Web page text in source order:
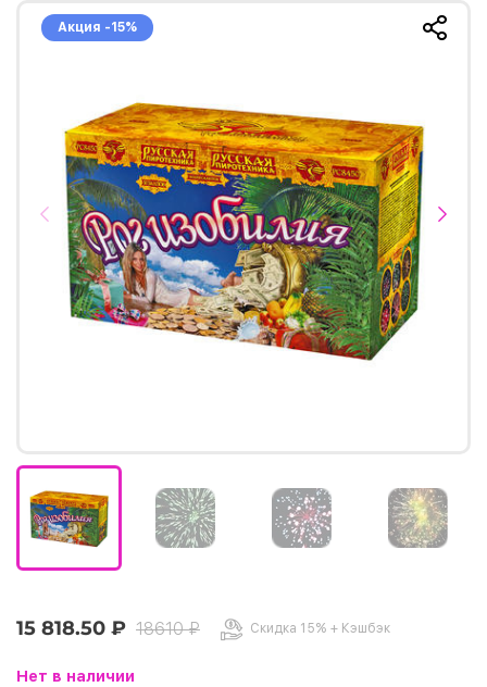
Акция -15%
15 818.50 ₽ 18610 ₽ Скидка 15% + Кэшбэк
Нет в наличии